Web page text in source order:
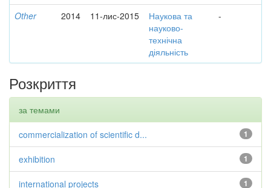
Other 2014 11-лис-2015
Наукова та
науково-
технічна
діяльність
-
Розкриття
за темами
1
commercialization of scientific d...
1
exhibition
1
international projects